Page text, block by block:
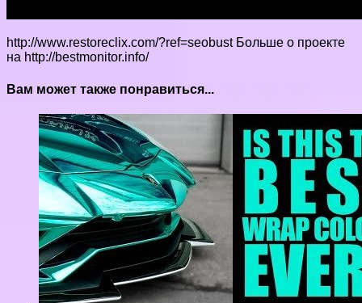
http://www.restoreclix.com/?ref=seobust Больше о проекте
на http://bestmonitor.info/
Вам может также понравиться...